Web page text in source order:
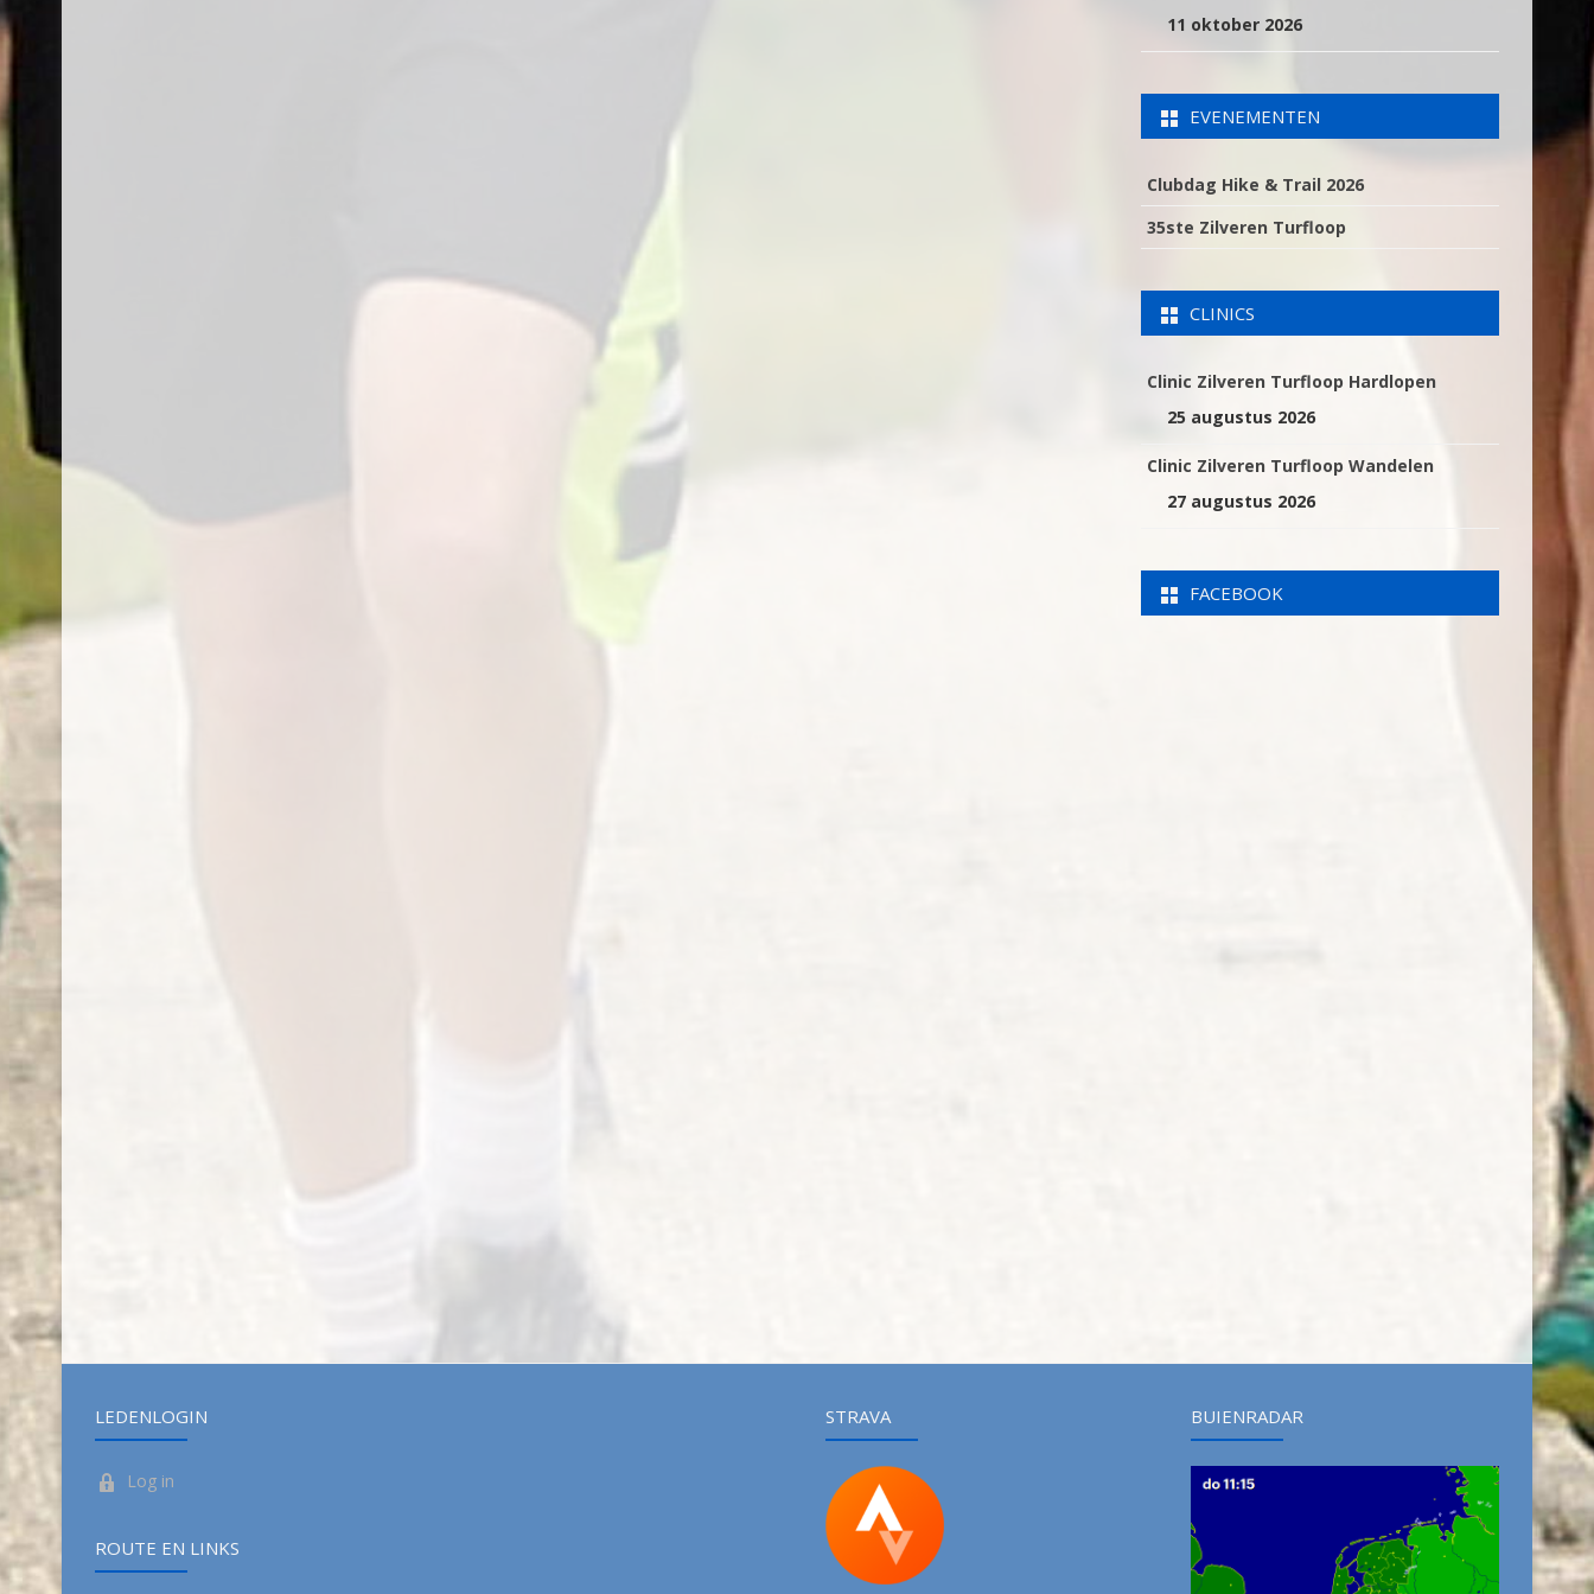
11 oktober 2026
EVENEMENTEN
Clubdag Hike & Trail 2026
35ste Zilveren Turfloop
CLINICS
Clinic Zilveren Turfloop Hardlopen
25 augustus 2026
Clinic Zilveren Turfloop Wandelen
27 augustus 2026
FACEBOOK
LEDENLOGIN
Log in
ROUTE EN LINKS
STRAVA BUIENRADAR